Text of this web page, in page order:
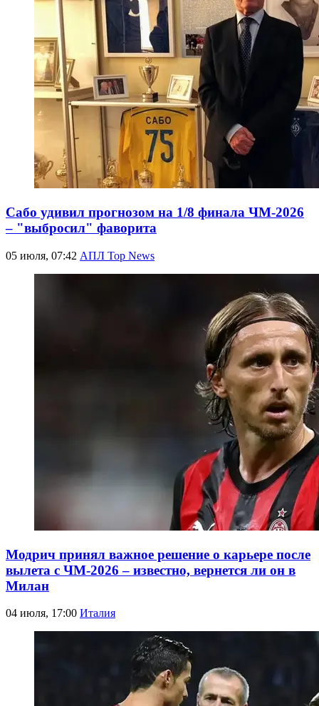
Сабо удивил прогнозом на 1/8 финала ЧМ-2026
– "выбросил" фаворита
05 июля, 07:42 АПЛ Top News
Модрич принял важное решение о карьере после
вылета с ЧМ-2026 – известно, вернется ли он в
Милан
04 июля, 17:00 Италия